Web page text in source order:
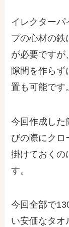
イレクターパ
プの心材の鉄
が必要ですが
隙間を作らず
置も可能です
今回作成した
びの際にクロ
掛けておくの
す。
今回全部で
い安価なタオ